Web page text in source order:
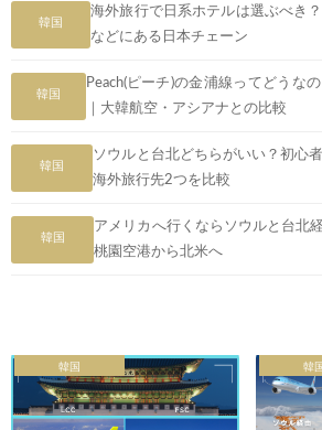
韓国
海外旅行で日系ホテルは選ぶべき
などにある日本チェーン
韓国
Peach(ピーチ)の金浦線ってどうな
｜大韓航空・アシアナとの比較
韓国
ソウルと台北どちらがいい？初心
海外旅行先2つを比較
韓国
アメリカへ行くならソウルと台北
桃園空港から北米へ
韓国 韓国